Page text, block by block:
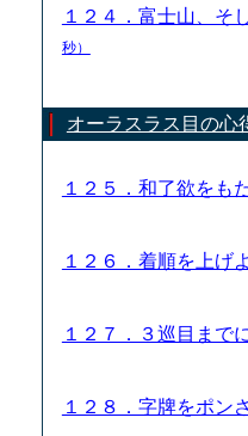
１２４．富士山、そ
秒）
オーラスラス目の心
１２５．和了欲をも
１２６．着順を上げ
１２７．３巡目まで
１２８．字牌をポン